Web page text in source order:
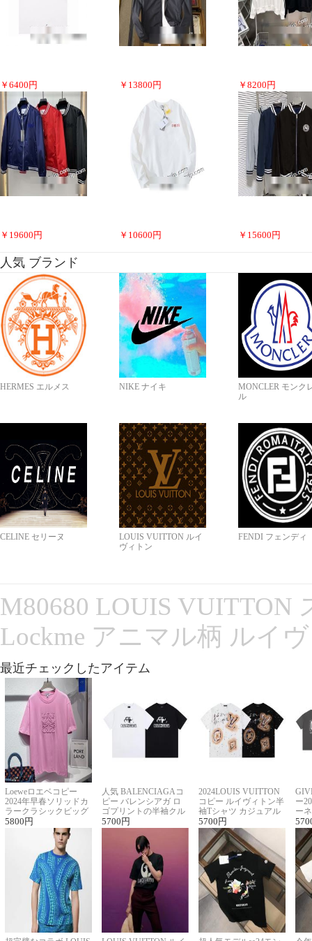
￥ 6400 円 ￥ 13800 円 ￥ 8200 円
￥ 19600 円 ￥ 10600 円 ￥ 15600 円
人気 ブランド
HERMES エルメス NIKE ナイキ
MONCLER モンク
ル
CELINE セリーヌ
LOUIS VUITTON ルイ
ヴィトン
FENDI フェンディ
M80680 LOUIS VUITTON
Lockme アニマル柄 ルイ
最近チェックしたアイテム
Loeweロエベコピー
2024年早春ソリッドカ
ラークラシックビッグ
ロゴ刺繍Tシャツ
5800 円
人気 BALENCIAGAコ
ピー バレンシアガ ロ
ゴプリントの半袖クル
ーネックTシャツ
5700 円
2024LOUIS VUITTON
コピー ルイヴィトン半
袖Tシャツ カジュアル
に馴染む 2色展開
5700 円
ー
ー
ー